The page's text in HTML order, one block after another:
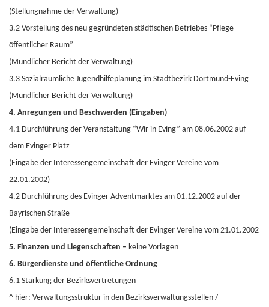
(Stellungnahme der Verwaltung)
3.2 Vorstellung des neu gegründeten städtischen Betriebes “Pflege
öffentlicher Raum”
(Mündlicher Bericht der Verwaltung)
3.3 Sozialräumliche Jugendhilfeplanung im Stadtbezirk Dortmund-Eving
(Mündlicher Bericht der Verwaltung)
4. Anregungen und Beschwerden (Eingaben)
4.1 Durchführung der Veranstaltung “Wir in Eving” am 08.06.2002 auf
dem Evinger Platz
(Eingabe der Interessengemeinschaft der Evinger Vereine vom
22.01.2002)
4.2 Durchführung des Evinger Adventmarktes am 01.12.2002 auf der
Bayrischen Straße
(Eingabe der Interessengemeinschaft der Evinger Vereine vom 21.01.2002
5. Finanzen und Liegenschaften – keine Vorlagen
6. Bürgerdienste und öffentliche Ordnung
6.1 Stärkung der Bezirksvertretungen
^ hier: Verwaltungsstruktur in den Bezirksverwaltungsstellen /